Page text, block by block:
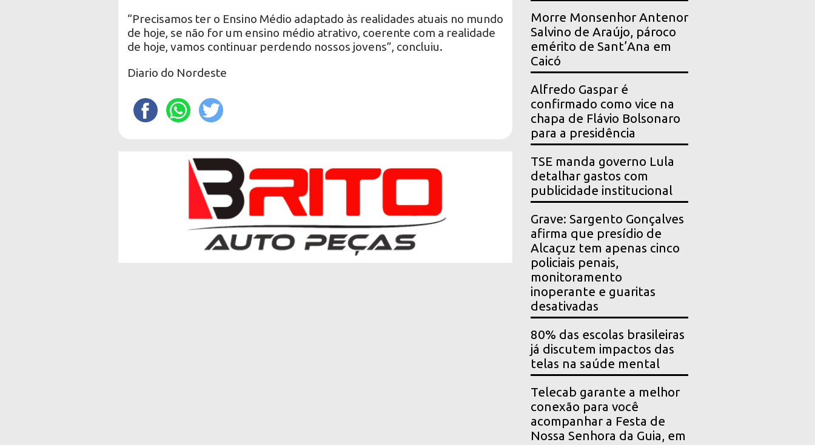
“Precisamos ter o Ensino Médio adaptado às realidades atuais no mundo
de hoje, se não for um ensino médio atrativo, coerente com a realidade
de hoje, vamos continuar perdendo nossos jovens”, concluiu.
Diario do Nordeste
Morre Monsenhor Antenor
Salvino de Araújo, pároco
emérito de Sant’Ana em
Caicó
Alfredo Gaspar é
confirmado como vice na
chapa de Flávio Bolsonaro
para a presidência
TSE manda governo Lula
detalhar gastos com
publicidade institucional
Grave: Sargento Gonçalves
afirma que presídio de
Alcaçuz tem apenas cinco
policiais penais,
monitoramento
inoperante e guaritas
desativadas
80% das escolas brasileiras
já discutem impactos das
telas na saúde mental
Telecab garante a melhor
conexão para você
acompanhar a Festa de
Nossa Senhora da Guia, em